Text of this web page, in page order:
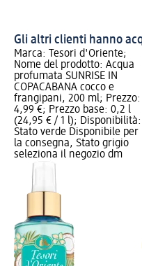
Gli altri clienti hanno
Marca: Tesori d'Oriente;
Nome del prodotto: Acqua
profumata SUNRISE IN
COPACABANA cocco e
frangipani, 200 ml; Prezzo:
4,99 €; Prezzo base: 0,2 l
(24,95 € / 1 l); Disponibilità:
Stato verde Disponibile per
la consegna, Stato grigio
seleziona il negozio dm